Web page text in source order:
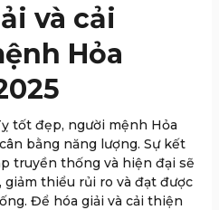
và cải
Hỏa
tốt đẹp, người mệnh Hỏa
bằng năng lượng. Sự kết
truyền thống và hiện đại sẽ
giảm thiểu rủi ro và đạt được
Để hóa giải và cải thiện